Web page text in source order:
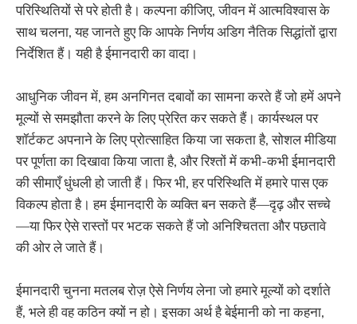
परिस्थितियों से परे होती है। कल्पना कीजिए, जीवन में आत्मविश्वास के
साथ चलना, यह जानते हुए कि आपके निर्णय अडिग नैतिक सिद्धांतों द्वारा
निर्देशित हैं। यही है ईमानदारी का वादा।
आधुनिक जीवन में, हम अनगिनत दबावों का सामना करते हैं जो हमें अपने
मूल्यों से समझौता करने के लिए प्रेरित कर सकते हैं। कार्यस्थल पर
शॉर्टकट अपनाने के लिए प्रोत्साहित किया जा सकता है, सोशल मीडिया
पर पूर्णता का दिखावा किया जाता है, और रिश्तों में कभी-कभी ईमानदारी
की सीमाएँ धुंधली हो जाती हैं। फिर भी, हर परिस्थिति में हमारे पास एक
विकल्प होता है। हम ईमानदारी के व्यक्ति बन सकते हैं—दृढ़ और सच्चे
—या फिर ऐसे रास्तों पर भटक सकते हैं जो अनिश्चितता और पछतावे
की ओर ले जाते हैं।
ईमानदारी चुनना मतलब रोज़ ऐसे निर्णय लेना जो हमारे मूल्यों को दर्शाते
हैं, भले ही वह कठिन क्यों न हो। इसका अर्थ है बेईमानी को ना कहना,